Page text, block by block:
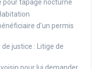
pour tapage nocturne
d'un permis
justice : Litige de
pour lui demander